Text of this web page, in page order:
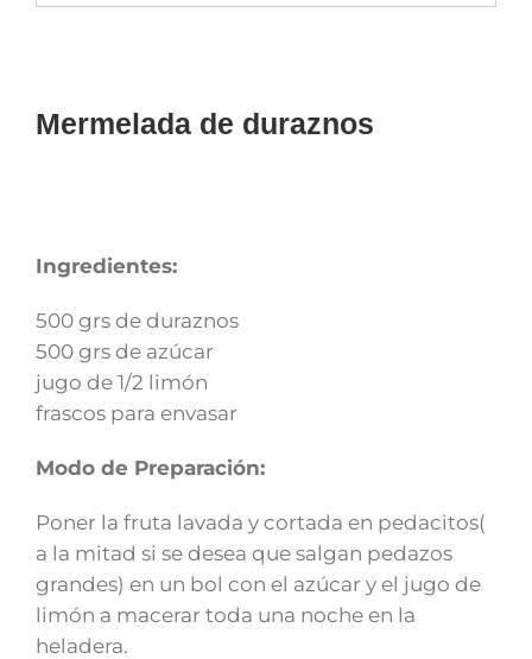
for:
Mermelada de duraznos
Ingredientes:
500 grs de duraznos
500 grs de azúcar
jugo de 1/2 limón
frascos para envasar
Modo de Preparación:
Poner la fruta lavada y cortada en pedacitos(
a la mitad si se desea que salgan pedazos
grandes) en un bol con el azúcar y el jugo de
limón a macerar toda una noche en la
heladera.